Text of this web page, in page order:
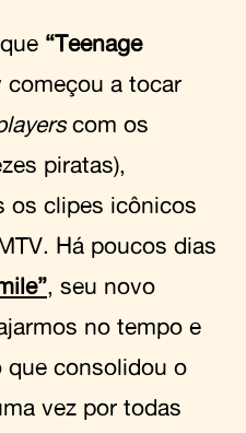
“Teenage
começou a tocar
com os
piratas),
os clipes icônicos
Há poucos dias
, seu novo
no tempo e
que consolidou o
vez por todas